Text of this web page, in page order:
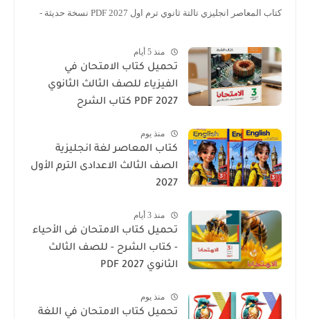
كتاب المعاصر انجليزي تالتة ثانوي ترم اول 2027 PDF نسخة حديثة -
منذ 5 أيام
تحميل كتاب الامتحان في
الفيزياء للصف الثالث الثانوي
2027 PDF كتاب الشرح
منذ يوم
كتاب المعاصر لغة انجليزية
الصف الثالث الاعدادى الترم الأول
2027
منذ 3 أيام
تحميل كتاب الامتحان فى الأحياء
- كتاب الشرح - للصف الثالث
الثانوي 2027 PDF
منذ يوم
تحميل كتاب الامتحان في اللغة